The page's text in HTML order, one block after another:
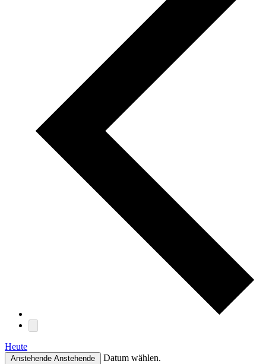
Heute
Anstehende Anstehende Datum wählen.